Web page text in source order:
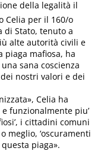
della legalità il
Celia per il 160/o
di Stato, tenuto a
alte autorità civili e
piaga mafiosa, ha
sana coscienza
nostri valori e dei
Celia ha
funzionalmente piu’
i cittadini comuni
meglio, ‘oscuramenti
piaga».